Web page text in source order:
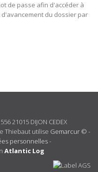
de passe afin d'accéder à
du dossier par
21015 DIJON CEDEX
Thiebaut utilise Gemarcur © -
personnelles-
Atlantic Log